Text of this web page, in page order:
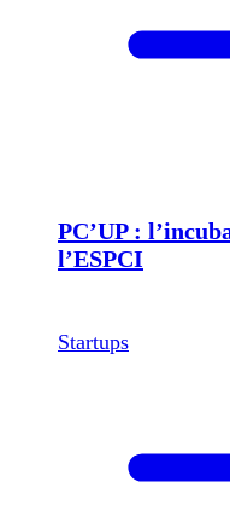
PC’UP :
l’ESPCI
Startups